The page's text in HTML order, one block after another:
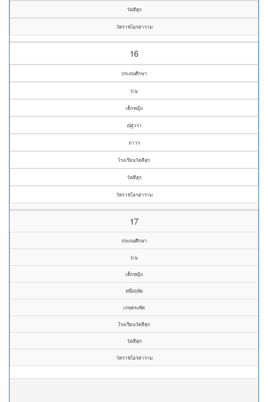
วัดสีสุก
วัดราชโอรสาราม
16
ประถมศึกษา
ป.๖
เด็กหญิง
ณัฐวรา
ถาวร
โรงเรียนวัดสีสุก
วัดสีสุก
วัดราชโอรสาราม
17
ประถมศึกษา
ป.๖
เด็กหญิง
หนึ่งฤทัย
เกษตระทัต
โรงเรียนวัดสีสุก
วัดสีสุก
วัดราชโอรสาราม